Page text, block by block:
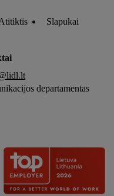
Slapukai
departamentas